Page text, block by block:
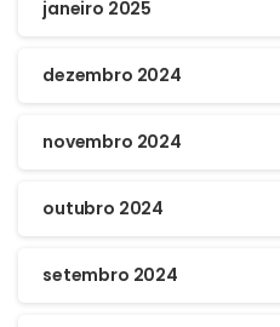
janeiro 2025
dezembro 2024
novembro 2024
outubro 2024
setembro 2024